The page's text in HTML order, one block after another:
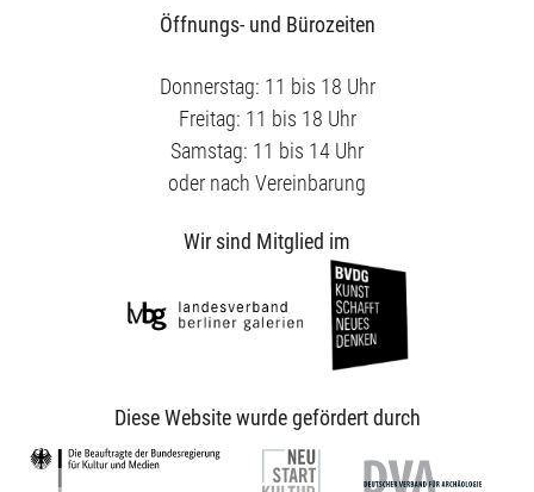
Öffnungs- und Bürozeiten
Donnerstag: 11 bis 18 Uhr
Freitag: 11 bis 18 Uhr
Samstag: 11 bis 14 Uhr
oder nach Vereinbarung
Wir sind Mitglied im
Diese Website wurde gefördert durch